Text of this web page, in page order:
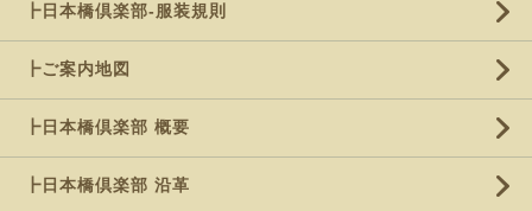
┣日本橋倶楽部-服装規則
┣ご案内地図
┣日本橋倶楽部 概要
┣日本橋倶楽部 沿革